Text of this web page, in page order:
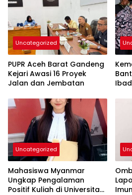
Uncategorized
PUPR Aceh Barat Gandeng
Kejari Awasi 16 Proyek
Jalan dan Jembatan
Uncategorized
Mahasiswa Myanmar
Ungkap Pengalaman
Positif Kuliah di Universitas